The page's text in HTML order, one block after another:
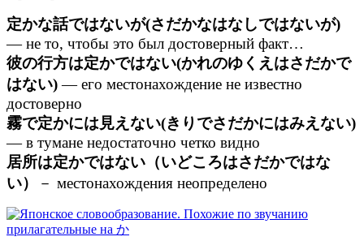
定かな話ではないが(さだかなはなしではないが)
— не то, чтобы это был достоверный факт…
彼の行方は定かではない(かれのゆくえはさだかで
はない)— его местонахождение не известно
достоверно
霧で定かには見えない(きりでさだかにはみえない)
— в тумане недостаточно четко видно
居所は定かではない（いどころはさだかではな
い）
－ местонахождения неопределено